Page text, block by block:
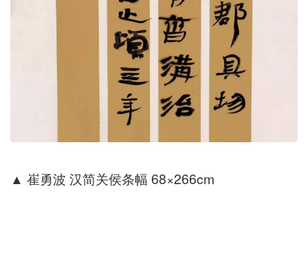
▲ 崔勇波 汉简关侯条幅 68×266cm